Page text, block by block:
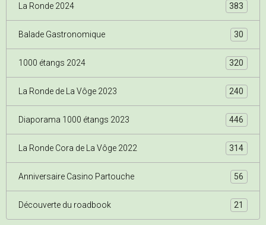
La Ronde 2024 383
Balade Gastronomique 30
1000 étangs 2024 320
La Ronde de La Vôge 2023 240
Diaporama 1000 étangs 2023 446
La Ronde Cora de La Vôge 2022 314
Anniversaire Casino Partouche 56
Découverte du roadbook 21